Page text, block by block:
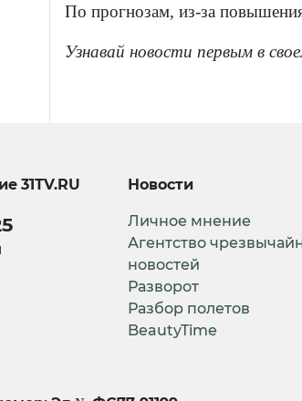
По прогнозам, из-за
Узнавай новости первым в
31TV.RU Новости
Личное мнение
Агентство
новостей
Разворот
Разбор полетов
BeautyTime